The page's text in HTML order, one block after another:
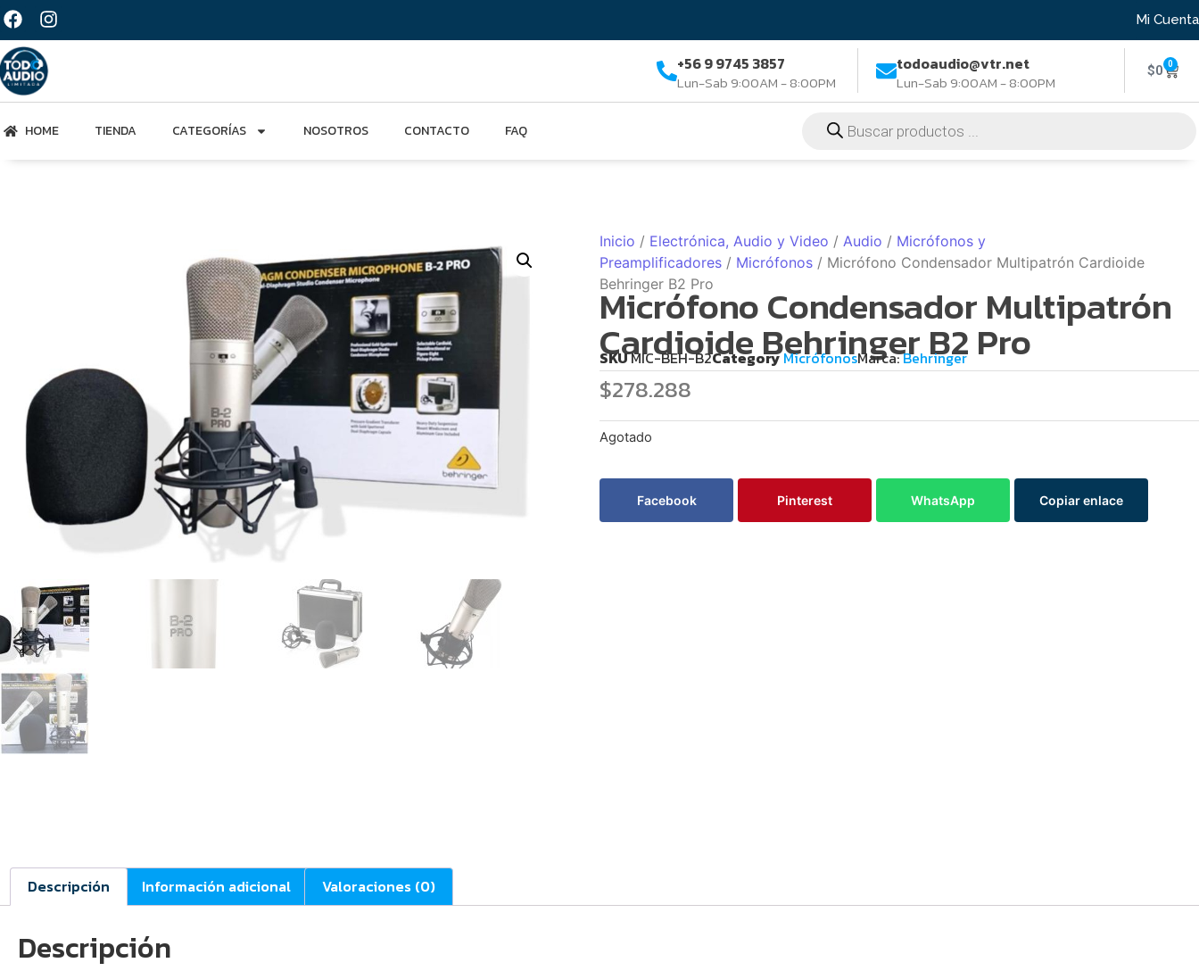
Mi Cuenta
+56 9 9745 3857
Lun-Sab 9:00AM - 8:00PM
todoaudio@vtr.net
Lun-Sab 9:00AM - 8:00PM
$0 0
HOME TIENDA CATEGORÍAS NOSOTROS CONTACTO FAQ
Inicio / Electrónica, Audio y Video / Audio / Micrófonos y
Preamplificadores / Micrófonos / Micrófono Condensador Multipatrón Cardioide
Behringer B2 Pro
Micrófono Condensador Multipatrón
Cardioide Behringer B2 Pro
SKUMIC-BEH-B2Category MicrófonosMarca:Behringer
$278.288
Agotado
Facebook Pinterest WhatsApp Copiar enlace
Descripción Información adicional Valoraciones (0)
Descripción